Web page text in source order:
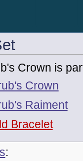
Crown is
Crown
Raiment
Bracelet
: